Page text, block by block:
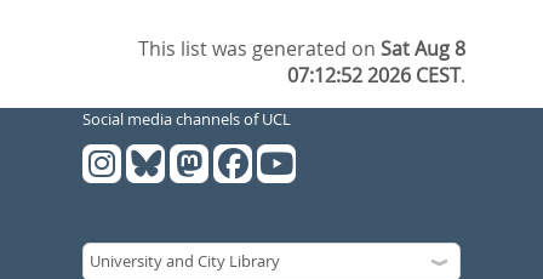
This list was generated onSat Aug 8
07:12:52 2026 CEST.
Social media channels of UCL